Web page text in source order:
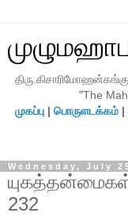
"The
முகப்பு| பொருளடக்கம்|
Wednesday, July
யுகத்தன்மைகள்!
232